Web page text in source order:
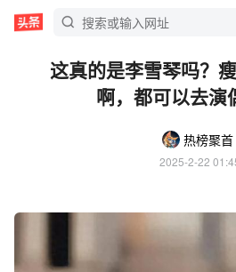
这真的是李雪琴吗？
啊，都可以去演
热榜聚首
2025-2-22